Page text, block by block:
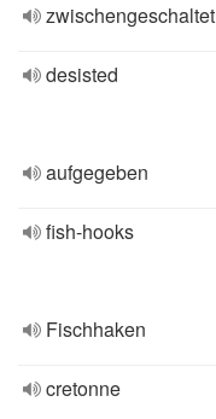
zwischengeschaltet
desisted
aufgegeben
fish-hooks
Fischhaken
cretonne